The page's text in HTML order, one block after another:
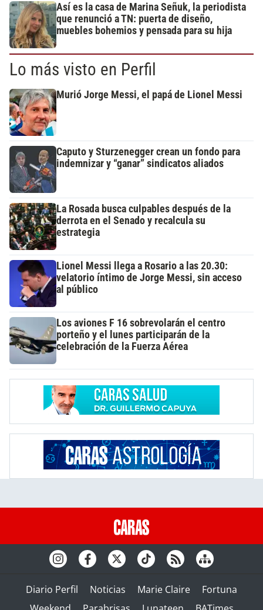
Así es la casa de Marina Señuk, la periodista
que renunció a TN: puerta de diseño,
muebles bohemios y pensada para su hija
Lo más visto en Perfil
Murió Jorge Messi, el papá de Lionel Messi
Caputo y Sturzenegger crean un fondo para
indemnizar y “ganar” sindicatos aliados
La Rosada busca culpables después de la
derrota en el Senado y recalcula su
estrategia
Lionel Messi llega a Rosario a las 20.30:
velatorio íntimo de Jorge Messi, sin acceso
al público
Los aviones F 16 sobrevolarán el centro
porteño y el lunes participarán de la
celebración de la Fuerza Aérea
Diario Perfil Noticias Marie Claire
Fortuna